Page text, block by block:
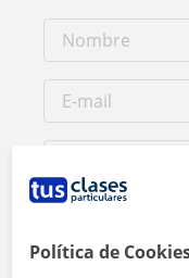
Política de